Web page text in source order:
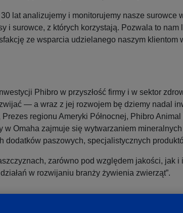
lat analizujemy i monitorujemy nasze
i surowce, z których korzystają. Pozwala to
ze wsparcia udzielanego naszym klientom
Phibro w przyszłość firmy i w sektor
— a wraz z jej rozwojem bę dziemy nadal
regionu Ameryki Północnej, Phibro
Omaha zajmuje się wytwarzaniem
paszowych, specjalistycznych
zarówno pod względem jakości, jak i
w rozwijaniu branży żywienia zwierząt”.